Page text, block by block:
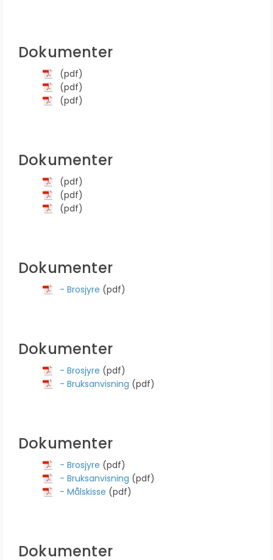
Dokumenter
(pdf)
(pdf)
(pdf)
Dokumenter
(pdf)
(pdf)
(pdf)
Dokumenter
- Brosjyre (pdf)
Dokumenter
- Brosjyre (pdf)
- Bruksanvisning (pdf)
Dokumenter
- Brosjyre (pdf)
- Bruksanvisning (pdf)
- Målskisse (pdf)
Dokumenter